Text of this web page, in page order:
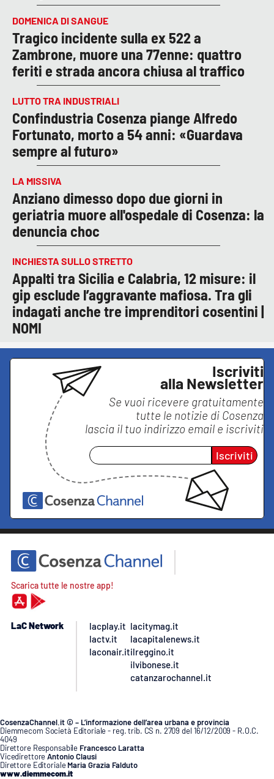
DOMENICA DI SANGUE
Tragico incidente sulla ex 522 a
Zambrone, muore una 77enne: quattro
feriti e strada ancora chiusa al traffico
LUTTO TRA INDUSTRIALI
Confindustria Cosenza piange Alfredo
Fortunato, morto a 54 anni: «Guardava
sempre al futuro»
LA MISSIVA
Anziano dimesso dopo due giorni in
geriatria muore all'ospedale di Cosenza: la
denuncia choc
INCHIESTA SULLO STRETTO
Appalti tra Sicilia e Calabria, 12 misure: il
gip esclude l’aggravante mafiosa. Tra gli
indagati anche tre imprenditori cosentini |
NOMI
Iscriviti
alla Newsletter
Se vuoi ricevere gratuitamente
tutte le notizie di Cosenza
lascia il tuo indirizzo email e iscriviti
Iscriviti
Scarica tutte le nostre app!
LaC Network
lacplay.it
lactv.it
laconair.it
lacitymag.it
lacapitalenews.it
ilreggino.it
ilvibonese.it
catanzarochannel.it
CosenzaChannel.it © – L’informazione dell’area urbana e provincia
Diemmecom Società Editoriale - reg. trib. CS n. 2709 del 16/12/2009 - R.O.C.
4049
Direttore Responsabile Francesco Laratta
VicedirettoreAntonio Clausi
Direttore Editoriale Maria Grazia Falduto
www.diemmecom.it